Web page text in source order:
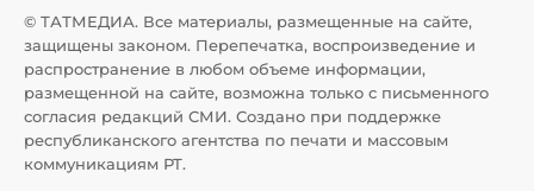
© ТАТМЕДИА. Все материалы, размещенные на сайте,
защищены законом. Перепечатка, воспроизведение и
распространение в любом объеме информации,
размещенной на сайте, возможна только с письменного
согласия редакций СМИ. Создано при поддержке
республиканского агентства по печати и массовым
коммуникациям РТ.